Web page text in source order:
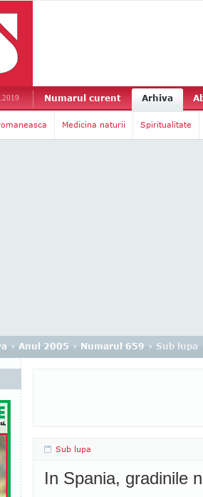
Numarul curent Arhiva
Medicina naturii Spiritualitate
› Anul 2005 › Numarul 659 › Sub lupa
Sub lupa
In Spania, gradinile